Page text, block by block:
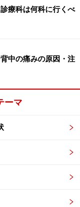
と手術治療
療法の2つの治療
療科は何科に行くべ
中の痛みの原因・注
ーマ